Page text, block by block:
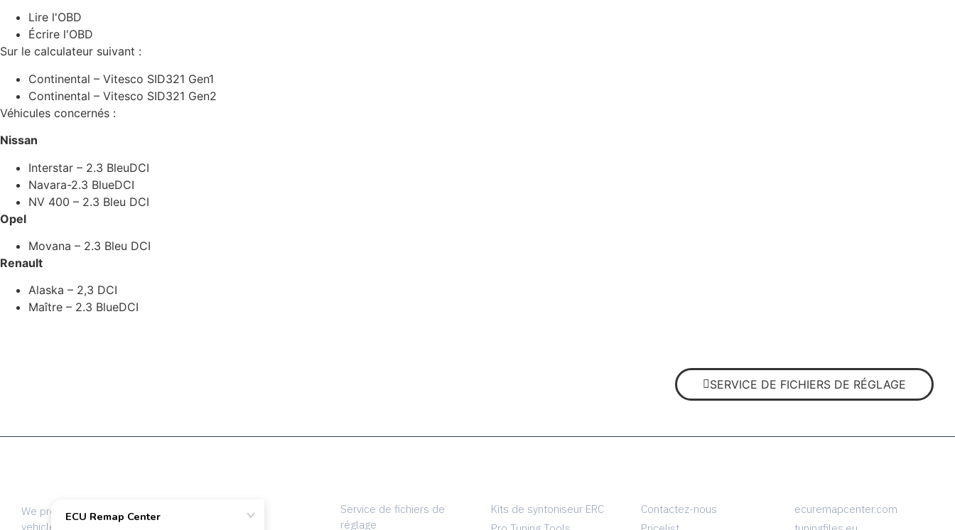
Lire l'OBD
Écrire l'OBD
Sur le calculateur suivant :
Continental – Vitesco SID321 Gen1
Continental – Vitesco SID321 Gen2
Véhicules concernés :
Nissan
Interstar – 2.3 BleuDCI
Navara-2.3 BlueDCI
NV 400 – 2.3 Bleu DCI
Opel
Movana – 2.3 Bleu DCI
Renault
Alaska – 2,3 DCI
Maître – 2.3 BlueDCI
SERVICE DE FICHIERS DE RÉGLAGE
We provide dyno-tested chip tuning files for
vehicle tuning professionals worldwide. Every
Service de fichiers de
réglage
Kits de syntoniseur ERC
Contactez-nous
ecuremapcenter.com